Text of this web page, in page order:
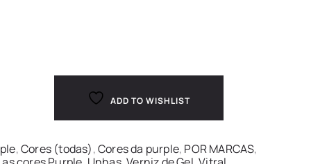
ADD TO WISHLIST
,Cores (todas),Cores da purple, POR MARCAS,